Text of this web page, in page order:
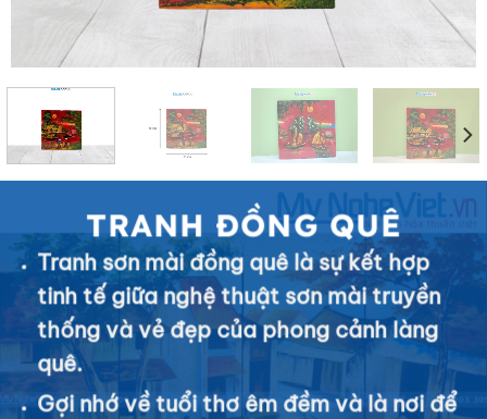
TRANH ĐỒNG QUÊ
Tranh sơn mài đồng quê là sự kết hợp
tinh tế giữa nghệ thuật sơn mài truyền
thống và vẻ đẹp của phong cảnh làng
quê.
Gợi nhớ về tuổi thơ êm đềm và là nơi để